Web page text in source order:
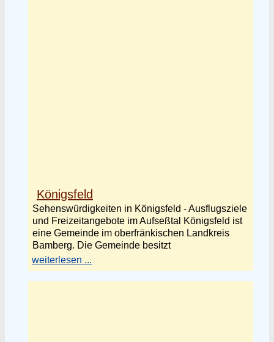
Königsfeld
Sehenswürdigkeiten in Königsfeld - Ausflugsziele
und Freizeitangebote im Aufseßtal Königsfeld ist
eine Gemeinde im oberfränkischen Landkreis
Bamberg. Die Gemeinde besitzt
weiterlesen ...